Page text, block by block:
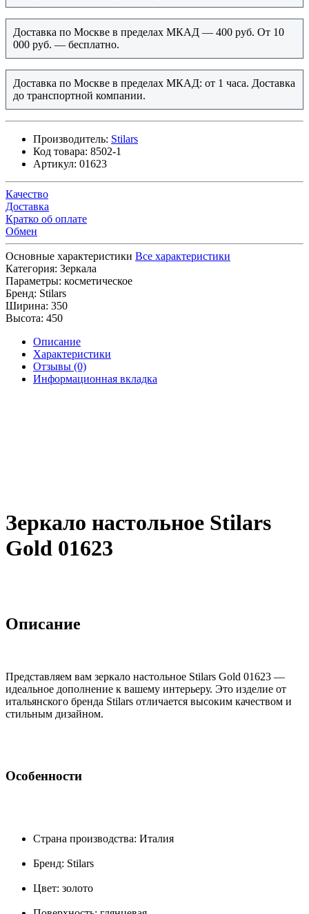
Доставка по Москве в пределах МКАД — 400 руб. От 10
000 руб. — бесплатно.
Доставка по Москве в пределах МКАД: от 1 часа. Доставка
до транспортной компании.
Производитель: Stilars
Код товара: 8502-1
Артикул: 01623
Качество
Доставка
Кратко об оплате
Обмен
Основные характеристики Все характеристики
Категория: Зеркала
Параметры: косметическое
Бренд: Stilars
Ширина: 350
Высота: 450
Описание
Характеристики
Отзывы (0)
Информационная вкладка
Зеркало настольное Stilars
Gold 01623
Описание
Представляем вам зеркало настольное Stilars Gold 01623 —
идеальное дополнение к вашему интерьеру. Это изделие от
итальянского бренда Stilars отличается высоким качеством и
стильным дизайном.
Особенности
Страна производства: Италия
Бренд: Stilars
Цвет: золото